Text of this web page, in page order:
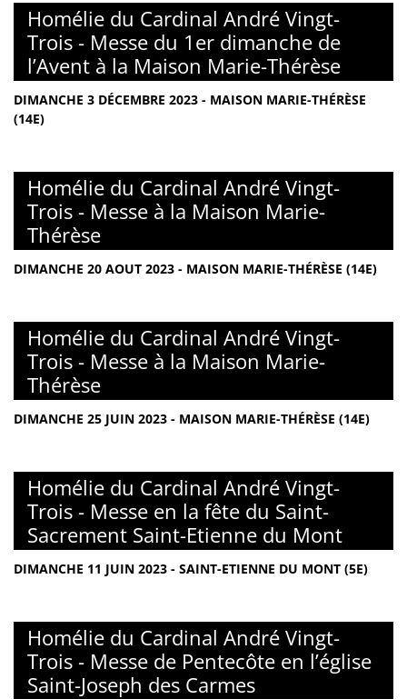
Homélie du Cardinal André Vingt-
Trois - Messe du 1er dimanche de
l’Avent à la Maison Marie-Thérèse
DIMANCHE 3 DÉCEMBRE 2023 - MAISON MARIE-THÉRÈSE
(14E)
Homélie du Cardinal André Vingt-
Trois - Messe à la Maison Marie-
Thérèse
DIMANCHE 20 AOUT 2023 - MAISON MARIE-THÉRÈSE (14E)
Homélie du Cardinal André Vingt-
Trois - Messe à la Maison Marie-
Thérèse
DIMANCHE 25 JUIN 2023 - MAISON MARIE-THÉRÈSE (14E)
Homélie du Cardinal André Vingt-
Trois - Messe en la fête du Saint-
Sacrement Saint-Etienne du Mont
DIMANCHE 11 JUIN 2023 - SAINT-ETIENNE DU MONT (5E)
Homélie du Cardinal André Vingt-
Trois - Messe de Pentecôte en l’église
Saint-Joseph des Carmes